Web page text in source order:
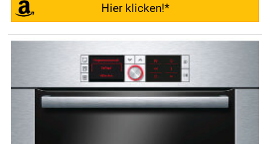
Hier klicken!*